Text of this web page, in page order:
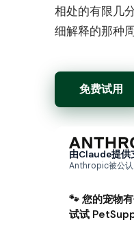
相处的有限几
细解释的那种
免费试用
由Claude提
Anthropic被公认
🐾 您的宠物
试试